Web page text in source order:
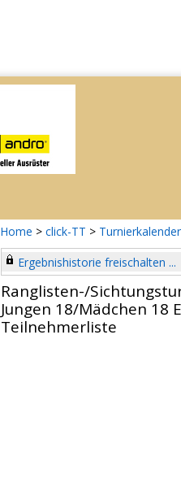
Home > click-TT > Turnierkalender
Ergebnishistorie freischalten ...
Ranglisten-/
Jungen 18/Mädchen 18
Teilnehmerliste